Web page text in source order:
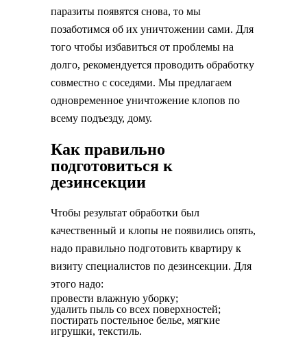
паразиты появятся снова, то мы
позаботимся об их уничтожении сами. Для
того чтобы избавиться от проблемы на
долго, рекомендуется проводить обработку
совместно с соседями. Мы предлагаем
одновременное уничтожение клопов по
всему подъезду, дому.
Как правильно
подготовиться к
дезинсекции
Чтобы результат обработки был
качественный и клопы не появились опять,
надо правильно подготовить квартиру к
визиту специалистов по дезинсекции. Для
этого надо:
провести влажную уборку;
удалить пыль со всех поверхностей;
постирать постельное белье, мягкие
игрушки, текстиль.